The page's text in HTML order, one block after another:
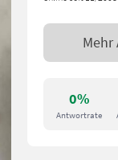
0%
Antwortrate
Mehr